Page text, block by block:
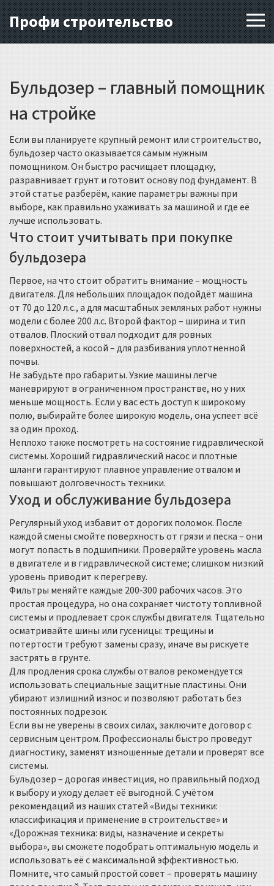
Профи строительство
Бульдозер – главный помощник
на стройке
Если вы планируете крупный ремонт или строительство,
бульдозер часто оказывается самым нужным
помощником. Он быстро расчищает площадку,
разравнивает грунт и готовит основу под фундамент. В
этой статье разберём, какие параметры важны при
выборе, как правильно ухаживать за машиной и где её
лучше использовать.
Что стоит учитывать при покупке
бульдозера
Первое, на что стоит обратить внимание – мощность
двигателя. Для небольших площадок подойдёт машина
от 70 до 120 л.с., а для масштабных земляных работ нужны
модели с более 200 л.с. Второй фактор – ширина и тип
отвалов. Плоский отвал подходит для ровных
поверхностей, а косой – для разбивания уплотненной
почвы.
Не забудьте про габариты. Узкие машины легче
маневрируют в ограниченном пространстве, но у них
меньше мощность. Если у вас есть доступ к широкому
полю, выбирайте более широкую модель, она успеет всё
за один проход.
Неплохо также посмотреть на состояние гидравлической
системы. Хороший гидравлический насос и плотные
шланги гарантируют плавное управление отвалом и
повышают долговечность техники.
Уход и обслуживание бульдозера
Регулярный уход избавит от дорогих поломок. После
каждой смены смойте поверхность от грязи и песка – они
могут попасть в подшипники. Проверяйте уровень масла
в двигателе и в гидравлической системе; слишком низкий
уровень приводит к перегреву.
Фильтры меняйте каждые 200‑300 рабочих часов. Это
простая процедура, но она сохраняет чистоту топливной
системы и продлевает срок службы двигателя. Тщательно
осматривайте шины или гусеницы: трещины и
потертости требуют замены сразу, иначе вы рискуете
застрять в грунте.
Для продления срока службы отвалов рекомендуется
использовать специальные защитные пластины. Они
убирают излишний износ и позволяют работать без
постоянных подрезок.
Если вы не уверены в своих силах, заключите договор с
сервисным центром. Профессионалы быстро проведут
диагностику, заменят изношенные детали и проверят все
системы.
Бульдозер – дорогая инвестиция, но правильный подход
к выбору и уходу делает её выгодной. С учётом
рекомендаций из наших статей «Виды техники:
классификация и применение в строительстве» и
«Дорожная техника: виды, назначение и секреты
выбора», вы сможете подобрать оптимальную модель и
использовать её с максимальной эффективностью.
Помните, что самый простой совет – проверять машину